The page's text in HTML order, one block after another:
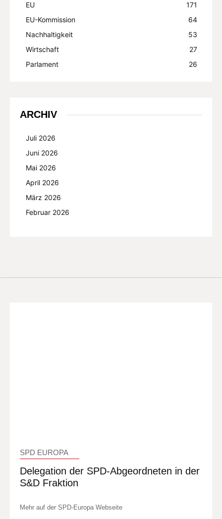
EU
171
EU-Kommission
64
Nachhaltigkeit
53
Wirtschaft
27
Parlament
26
ARCHIV
Juli 2026
Juni 2026
Mai 2026
April 2026
März 2026
Februar 2026
SPD EUROPA
Delegation der SPD-Abgeordneten in der
S&D Fraktion
Mehr auf der SPD-Europa Webseite